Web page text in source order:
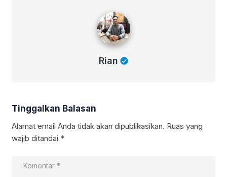
Rian
Tinggalkan Balasan
Alamat email Anda tidak akan dipublikasikan. Ruas yang
wajib ditandai *